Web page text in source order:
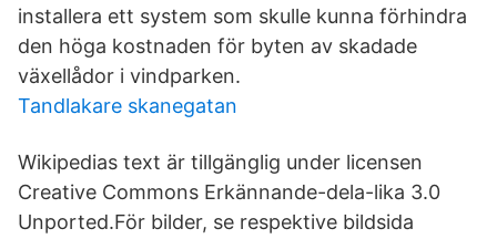
installera ett system som skulle kunna förhindra
den höga kostnaden för byten av skadade
växellådor i vindparken.
Tandlakare skanegatan
Wikipedias text är tillgänglig under licensen
Creative Commons Erkännande-dela-lika 3.0
Unported.För bilder, se respektive bildsida